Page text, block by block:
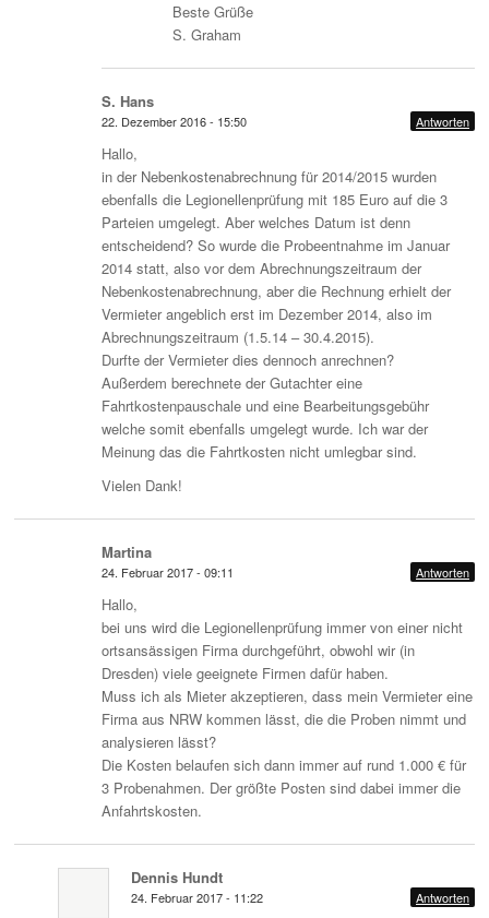
Beste Grüße
S. Graham
S. Hans
22. Dezember 2016 - 15:50 Antworten
Hallo,
in der Nebenkostenabrechnung für 2014/2015 wurden
ebenfalls die Legionellenprüfung mit 185 Euro auf die 3
Parteien umgelegt. Aber welches Datum ist denn
entscheidend? So wurde die Probeentnahme im Januar
2014 statt, also vor dem Abrechnungszeitraum der
Nebenkostenabrechnung, aber die Rechnung erhielt der
Vermieter angeblich erst im Dezember 2014, also im
Abrechnungszeitraum (1.5.14 – 30.4.2015).
Durfte der Vermieter dies dennoch anrechnen?
Außerdem berechnete der Gutachter eine
Fahrtkostenpauschale und eine Bearbeitungsgebühr
welche somit ebenfalls umgelegt wurde. Ich war der
Meinung das die Fahrtkosten nicht umlegbar sind.
Vielen Dank!
Martina
24. Februar 2017 - 09:11 Antworten
Hallo,
bei uns wird die Legionellenprüfung immer von einer nicht
ortsansässigen Firma durchgeführt, obwohl wir (in
Dresden) viele geeignete Firmen dafür haben.
Muss ich als Mieter akzeptieren, dass mein Vermieter eine
Firma aus NRW kommen lässt, die die Proben nimmt und
analysieren lässt?
Die Kosten belaufen sich dann immer auf rund 1.000 € für
3 Probenahmen. Der größte Posten sind dabei immer die
Anfahrtskosten.
Dennis Hundt
24. Februar 2017 - 11:22 Antworten